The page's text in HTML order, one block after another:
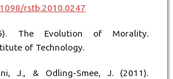
rstb.2010.0247
The Evolution of Morality.
of Technology.
J., & Odling-Smee, J. (2011).